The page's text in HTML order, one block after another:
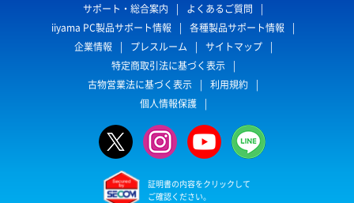
サポート・総合案内
よくあるご質問
iiyama PC製品サポート情報
各種製品サポート情報
企業情報
プレスルーム
サイトマップ
特定商取引法に基づく表示
古物営業法に基づく表示
利用規約
個人情報保護
証明書の内容をクリックして
ご確認ください。